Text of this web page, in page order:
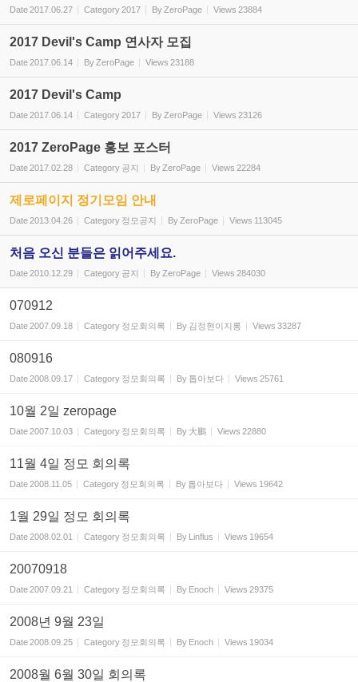
Date2017.06.27 Category2017 By ZeroPage Views 23884
2017 Devil's Camp 연사자 모집
Date2017.06.14 By ZeroPage Views 23188
2017 Devil's Camp
Date2017.06.14 Category2017 By ZeroPage Views 23126
2017 ZeroPage 홍보 포스터
Date2017.02.28 Category 공지 By ZeroPage Views 22284
제로페이지 정기모임 안내
Date2013.04.26 Category 정모공지 By ZeroPage Views 113045
처음 오신 분들은 읽어주세요.
Date2010.12.29 Category 공지 By ZeroPage Views 284030
070912
Date2007.09.18 Category 정모회의록 By 김정현이지롱 Views 33287
080916
Date2008.09.17 Category 정모회의록 By 톱아보다 Views 25761
10월 2일 zeropage
Date2007.10.03 Category 정모회의록 By 大鵬 Views 22880
11월 4일 정모 회의록
Date2008.11.05 Category 정모회의록 By 톱아보다 Views 19642
1월 29일 정모 회의록
Date2008.02.01 Category 정모회의록 By Linflus Views 19654
20070918
Date2007.09.21 Category 정모회의록 By Enoch Views 29375
2008년 9월 23일
Date2008.09.25 Category 정모회의록 By Enoch Views 19034
2008월 6월 30일 회의록